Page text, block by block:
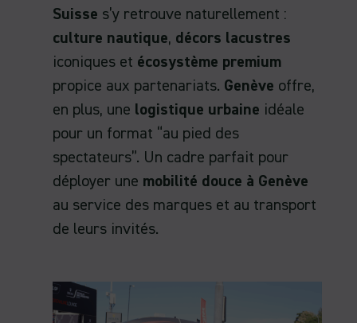
Suisse s’y retrouve naturellement :
culture nautique, décors lacustres
iconiques et écosystème premium
propice aux partenariats. Genève offre,
en plus, une logistique urbaine idéale
pour un format “au pied des
spectateurs”. Un cadre parfait pour
déployer une mobilité douce à Genève
au service des marques et au transport
de leurs invités.